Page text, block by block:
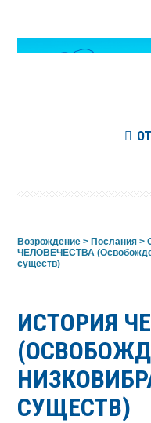
Возрождение >Послания >
ЧЕЛОВЕЧЕСТВА
существ)
ИСТОРИЯ
СУЩЕСТВ)